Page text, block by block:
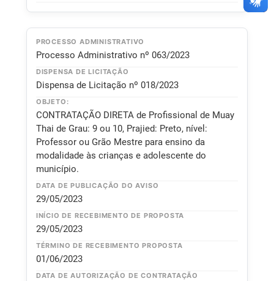
PROCESSO ADMINISTRATIVO
Processo Administrativo nº 063/2023
DISPENSA DE LICITAÇÃO
Dispensa de Licitação nº 018/2023
OBJETO:
CONTRATAÇÃO DIRETA de Profissional de Muay
Thai de Grau: 9 ou 10, Prajied: Preto, nível:
Professor ou Grão Mestre para ensino da
modalidade às crianças e adolescente do
município.
DATA DE PUBLICAÇÃO DO AVISO
29/05/2023
INÍCIO DE RECEBIMENTO DE PROPOSTA
29/05/2023
TÉRMINO DE RECEBIMENTO PROPOSTA
01/06/2023
DATA DE AUTORIZAÇÃO DE CONTRATAÇÃO